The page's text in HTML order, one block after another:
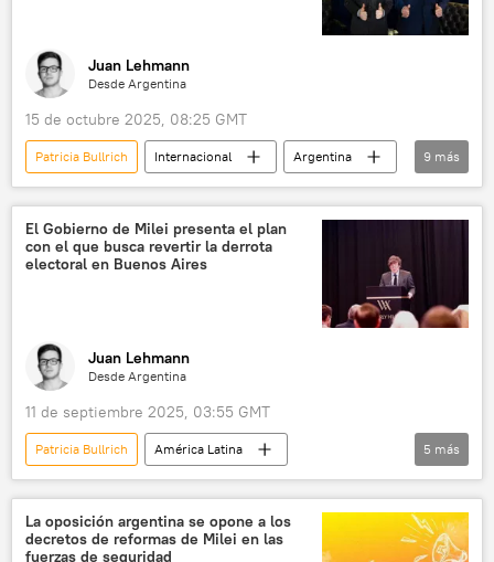
Juan Lehmann
Desde Argentina
15 de octubre 2025, 08:25 GMT
Patricia Bullrich Internacional
Argentina
Donald Trump
Javier Milei
EEUU
Casa Blanca
Washington
Buenos Aires
La Libertad Avanza
9 más
El Gobierno de Milei presenta el plan
con el que busca revertir la derrota
electoral en Buenos Aires
Juan Lehmann
Desde Argentina
11 de septiembre 2025, 03:55 GMT
Patricia Bullrich
América Latina
Javier Milei
Buenos Aires
política
Casa Rosada
Cámara de Diputados
💬 Opinión y Análisis
5 más
La oposición argentina se opone a los
decretos de reformas de Milei en las
fuerzas de seguridad